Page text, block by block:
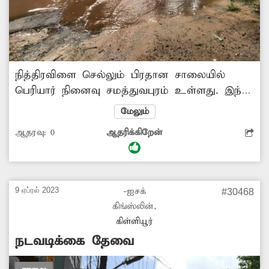
நித்திரவிளை செல்லும் பிரதான சாலையில்
பெரியார் நினைவு சமத்துவபுரம் உள்ளது. இந்த
பகுதியில் சாலை சேதமடைந்து குண்டும்,
குழியுமாக காணப்படுகிறது. இதனால், மழை
நேரங்களில் பள்ளங்களில் தண்ணீர் தேங்கி
நிற்பதால் பாதசாரிகள், வாகன ஓட்டிகள் பெரும்
விபத்திலும் சிக்கி வருகின்றனர். எனவே, வாகன
ஓட்டிகள் நலன் கருதி சாலையை சீரமைக்க
சம்பந்தப்பட்ட அதிகாரிகள் நடவடிக்கை எடுக்க
வேண்டும்.-சதீஸ், சமத்துவபுரம்.
மேலும்
ஆதரவு: 0 ஆதரிக்கிறேன்
9 ஏப்ரல் 2023
-ஐசக்
கிங்ஸ்லின்,
கிள்ளியூர்
#30468
நடவடிக்கை தேவை